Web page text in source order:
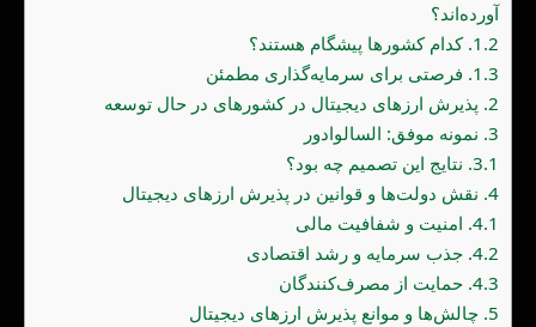
آورده‌اند؟
1.2. کدام کشورها پیشگام‌ هستند؟
1.3. فرصتی برای سرمایه‌گذاری مطمئن
2. پذیرش ارزهای دیجیتال در کشورهای در حال توسعه
3. نمونه‌ موفق: السالوادور
3.1. نتایج این تصمیم چه بود؟
4. نقش دولت‌ها و قوانین در پذیرش ارزهای دیجیتال
4.1. امنیت و شفافیت مالی
4.2. جذب سرمایه و رشد اقتصادی
4.3. حمایت از مصرف‌کنندگان
5. چالش‌ها و موانع پذیرش ارزهای دیجیتال